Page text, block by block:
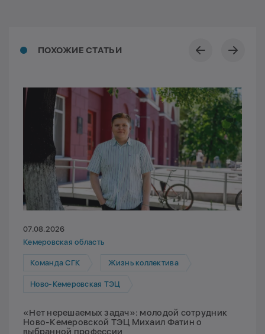
ПОХОЖИЕ СТАТЬИ
07.08.2026
Кемеровская область
Команда СГК Жизнь коллектива
Ново-Кемеровская ТЭЦ
«Нет нерешаемых задач»: молодой сотрудник
Ново-Кемеровской ТЭЦ Михаил Фатин о
выбранной профессии